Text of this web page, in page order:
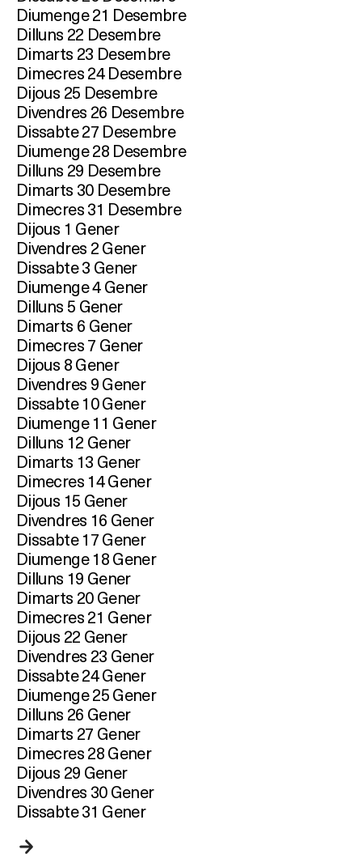
Diumenge 21 Desembre
Dilluns 22 Desembre
Dimarts 23 Desembre
Dimecres 24 Desembre
Dijous 25 Desembre
Divendres 26 Desembre
Dissabte 27 Desembre
Diumenge 28 Desembre
Dilluns 29 Desembre
Dimarts 30 Desembre
Dimecres 31 Desembre
Dijous 1 Gener
Divendres 2 Gener
Dissabte 3 Gener
Diumenge 4 Gener
Dilluns 5 Gener
Dimarts 6 Gener
Dimecres 7 Gener
Dijous 8 Gener
Divendres 9 Gener
Dissabte 10 Gener
Diumenge 11 Gener
Dilluns 12 Gener
Dimarts 13 Gener
Dimecres 14 Gener
Dijous 15 Gener
Divendres 16 Gener
Dissabte 17 Gener
Diumenge 18 Gener
Dilluns 19 Gener
Dimarts 20 Gener
Dimecres 21 Gener
Dijous 22 Gener
Divendres 23 Gener
Dissabte 24 Gener
Diumenge 25 Gener
Dilluns 26 Gener
Dimarts 27 Gener
Dimecres 28 Gener
Dijous 29 Gener
Divendres 30 Gener
Dissabte 31 Gener